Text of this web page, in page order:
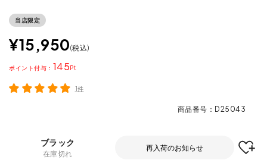
当店限定
¥15,950 税込
145
ポイント
1件
商品番号 D25043
ブラック
在庫切れ
再入荷のお知らせ